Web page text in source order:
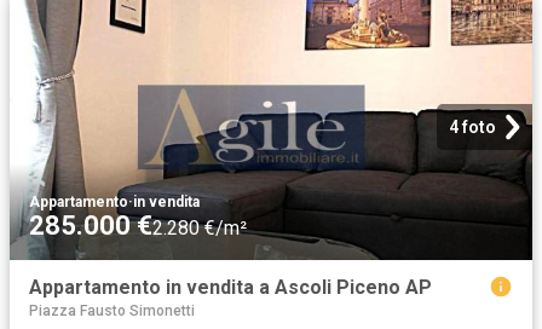
4 foto
Appartamento·in vendita
285.000 €2.280 €/m²
Appartamento in vendita a Ascoli Piceno AP
Piazza Fausto Simonetti